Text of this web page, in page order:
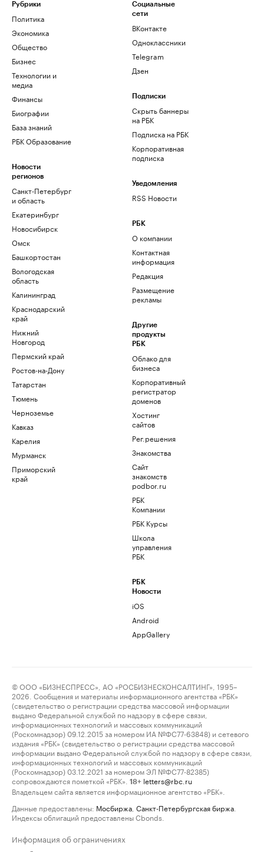
Рубрики
Политика
Экономика
Общество
Бизнес
Технологии и
медиа
Финансы
Биографии
База знаний
РБК Образование
Новости
регионов
Санкт-Петербург
и область
Екатеринбург
Новосибирск
Омск
Башкортостан
Вологодская
область
Калининград
Краснодарский
край
Нижний
Новгород
Пермский край
Ростов-на-Дону
Татарстан
Тюмень
Черноземье
Кавказ
Карелия
Мурманск
Приморский
край
Социальные
сети
ВКонтакте
Одноклассники
Telegram
Дзен
Подписки
Скрыть баннеры
на РБК
Подписка на РБК
Корпоративная
подписка
Уведомления
RSS Новости
РБК
О компании
Контактная
информация
Редакция
Размещение
рекламы
Другие
продукты
РБК
Облако для
бизнеса
Корпоративный
регистратор
доменов
Хостинг
сайтов
Рег.решения
Знакомства
Сайт
знакомств
podbor.ru
РБК
Компании
РБК Курсы
Школа
управления
РБК
РБК
Новости
iOS
Android
AppGallery
© ООО «БИЗНЕСПРЕСС», АО «РОСБИЗНЕСКОНСАЛТИНГ», 1995–
2026. Сообщения и материалы информационного агентства «РБК»
(свидетельство о регистрации средства массовой информации
выдано Федеральной службой по надзору в сфере связи,
информационных технологий и массовых коммуникаций
(Роскомнадзор) 09.12.2015 за номером ИА №ФС77-63848) и сетевого
издания «РБК» (свидетельство о регистрации средства массовой
информации выдано Федеральной службой по надзору в сфере связи,
информационных технологий и массовых коммуникаций
(Роскомнадзор) 03.12.2021 за номером ЭЛ №ФС77-82385)
сопровождаются пометкой «РБК».
18+ letters@rbc.ru
Владельцем сайта является информационное агентство «РБК».
Данные предоставлены: Мосбиржа Санкт-Петербургская биржа
Индексы облигаций предоставлены Cbonds.
Информация об ограничениях